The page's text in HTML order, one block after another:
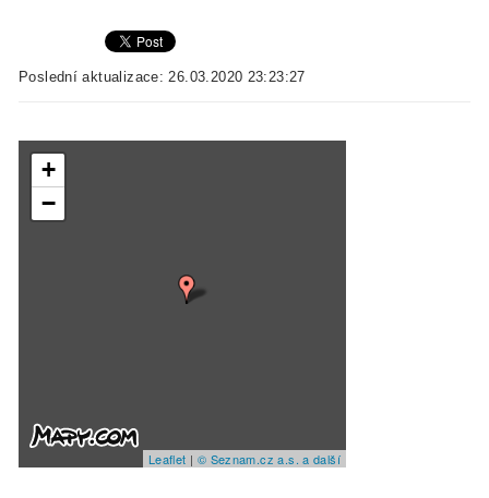
Poslední aktualizace: 26.03.2020 23:23:27
+
−
Leaflet | © Seznam.cz a.s. a další